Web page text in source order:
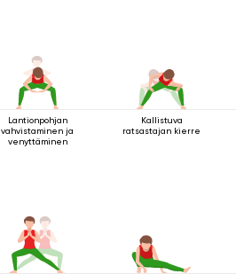
Lantionpohjan
vahvistaminen ja
venyttäminen
Kallistuva
ratsastajan kierre